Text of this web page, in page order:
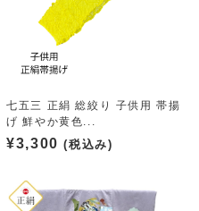
七五三 正絹 総絞り 子供用 帯揚
げ 鮮やか黄色...
¥3,300 (税込み)